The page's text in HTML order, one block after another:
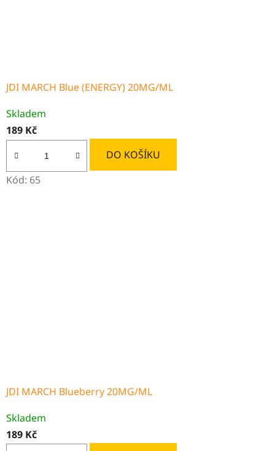
JDI MARCH Blue (ENERGY) 20MG/ML
Skladem
189 Kč
DO KOŠÍKU
Kód: 65
JDI MARCH Blueberry 20MG/ML
Skladem
189 Kč